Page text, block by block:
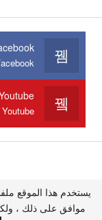
جميع الحقوق
يستخدم هذا الموقع
موافق على ذلك ،